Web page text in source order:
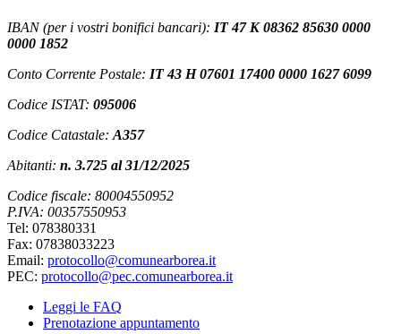
IBAN (per i vostri bonifici bancari): IT 47 K 08362 85630 0000
0000 1852
Conto Corrente Postale: IT 43 H 07601 17400 0000 1627 6099
Codice ISTAT: 095006
Codice Catastale:A357
Abitanti: n. 3.725 al 31/12/2025
Codice fiscale: 80004550952
P.IVA: 00357550953
Tel: 078380331
Fax: 07838033223
Email: protocollo@comunearborea.it
PEC: protocollo@pec.comunearborea.it
Leggi le FAQ
Prenotazione appuntamento